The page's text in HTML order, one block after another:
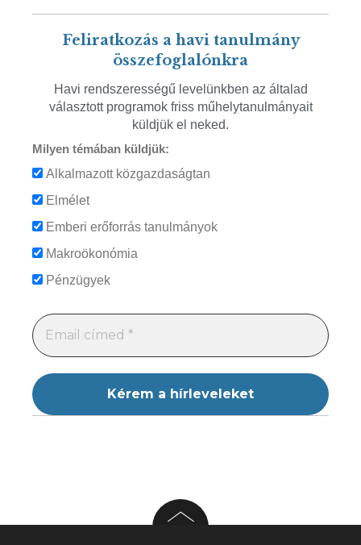
Feliratkozás a havi tanulmány
összefoglalónkra
Havi rendszerességű levelünkben az általad
választott programok friss műhelytanulmányait
küldjük el neked.
Milyen témában küldjük:
Alkalmazott közgazdaságtan
Elmélet
Emberi erőforrás tanulmányok
Makroökonómia
Pénzügyek